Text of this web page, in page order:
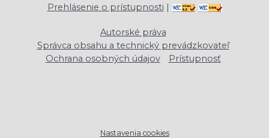
Prehlásenie o prístupnosti |
Autorské práva
Správca obsahu a technický prevádzkovateľ
Ochrana osobných údajov
Prístupnosť
Nastavenia cookies